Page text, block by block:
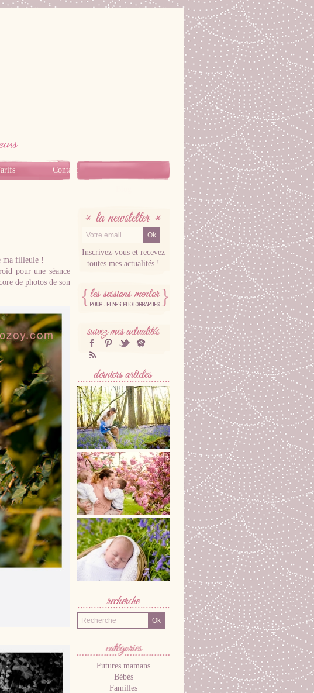
Contact
ma filleule !
pour une séance
de photos de son
LA NEWSLETTER
Inscrivez-vous et recevez
toutes mes actualités !
POUR
PHOTOGRAPHES
SUIVEZ MES
ACTUALITÉS
facebook
RSS
DERNIÈRES SÉANCES
Recherche
CATÉGORIES
Futures mamans
Bébés
Familles